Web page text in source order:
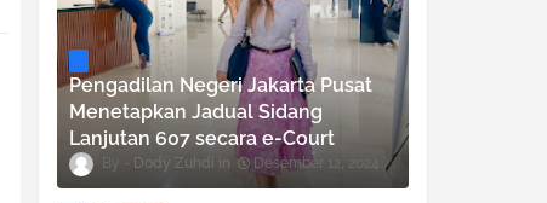
Pengadilan Negeri Jakarta Pusat
Menetapkan Jadual Sidang
Lanjutan 607 secara e-Court
Dody Zuhdi Desember 12, 2024